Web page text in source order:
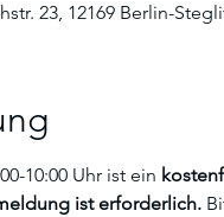
23, 12169 Berlin-
10:00 Uhr ist ein
ist erforderlich.